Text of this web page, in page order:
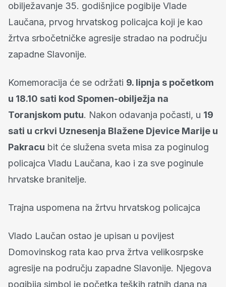
obilježavanje 35. godišnjice pogibije Vlade
Laučana, prvog hrvatskog policajca koji je kao
žrtva srbočetničke agresije stradao na području
zapadne Slavonije.
Komemoracija će se održati 9. lipnja s početkom
u 18.10 sati kod Spomen-obilježja na
Toranjskom putu. Nakon odavanja počasti, u 19
sati u crkvi Uznesenja Blažene Djevice Marije u
Pakracu bit će služena sveta misa za poginulog
policajca Vladu Laučana, kao i za sve poginule
hrvatske branitelje.
Trajna uspomena na žrtvu hrvatskog policajca
Vlado Laučan ostao je upisan u povijest
Domovinskog rata kao prva žrtva velikosrpske
agresije na području zapadne Slavonije. Njegova
pogibija simbol je početka teških ratnih dana na